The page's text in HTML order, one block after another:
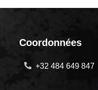
Coordonnées
+32 484 649 847